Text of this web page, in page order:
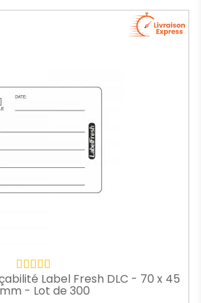
Label Fresh DLC - 70 x 45
mm - Lot de 300